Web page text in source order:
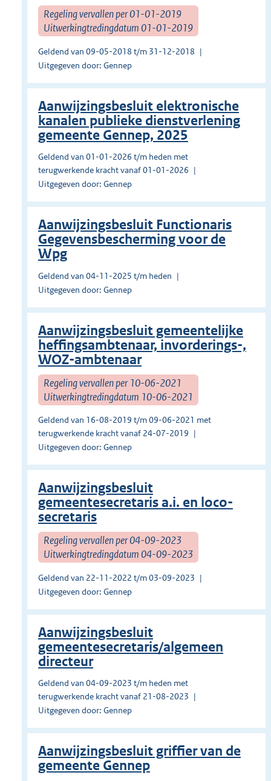
Regeling vervallen per 01-01-2019
Uitwerkingtredingdatum 01-01-2019
Geldend van 09-05-2018 t/m 31-12-2018
Uitgegeven door: Gennep
Aanwijzingsbesluit elektronische
kanalen publieke dienstverlening
gemeente Gennep, 2025
Geldend van 01-01-2026 t/m heden met
terugwerkende kracht vanaf 01-01-2026
Uitgegeven door: Gennep
Aanwijzingsbesluit Functionaris
Gegevensbescherming voor de
Wpg
Geldend van 04-11-2025 t/m heden
Uitgegeven door: Gennep
Aanwijzingsbesluit gemeentelijke
heffingsambtenaar, invorderings-,
WOZ-ambtenaar
Regeling vervallen per 10-06-2021
Uitwerkingtredingdatum 10-06-2021
Geldend van 16-08-2019 t/m 09-06-2021 met
terugwerkende kracht vanaf 24-07-2019
Uitgegeven door: Gennep
Aanwijzingsbesluit
gemeentesecretaris a.i. en loco-
secretaris
Regeling vervallen per 04-09-2023
Uitwerkingtredingdatum 04-09-2023
Geldend van 22-11-2022 t/m 03-09-2023
Uitgegeven door: Gennep
Aanwijzingsbesluit
gemeentesecretaris/algemeen
directeur
Geldend van 04-09-2023 t/m heden met
terugwerkende kracht vanaf 21-08-2023
Uitgegeven door: Gennep
Aanwijzingsbesluit griffier van de
gemeente Gennep